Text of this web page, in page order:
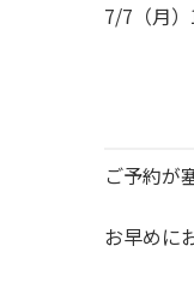
7/7（月
ご予約が
お早めに